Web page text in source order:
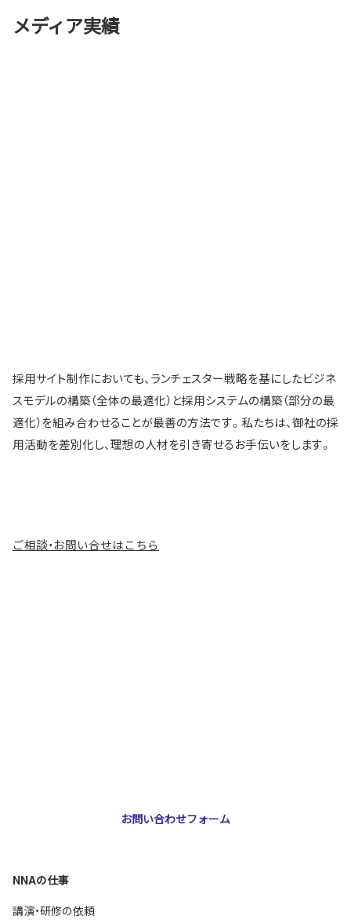
メディア実績
採用サイト制作においても、ランチェスター戦略を基にしたビジネ
スモデルの構築（全体の最適化）と採用システムの構築（部分の最
適化）を組み合わせることが最善の方法です。私たちは、御社の採
用活動を差別化し、理想の人材を引き寄せるお手伝いをします。
ご相談・お問い合せはこちら
お問い合わせフォーム
NNAの仕事
講演・研修の依頼